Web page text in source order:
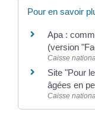
Pour en savoir
Apa :
(version
Caisse
Site "Pour
âgées en
Caisse